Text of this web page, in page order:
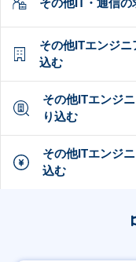
その他IT・通信
その他ITエンジ
込む
その他ITエンジ
り込む
その他ITエンジ
込む